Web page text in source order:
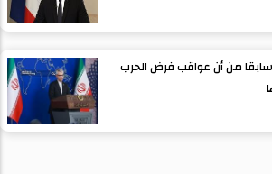
سابقا من أن عواقب فرض الحرب